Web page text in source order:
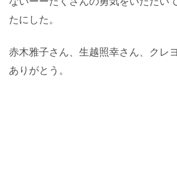
たにした。
赤木雅子さん、生越照幸さん、クレ
ありがとう。